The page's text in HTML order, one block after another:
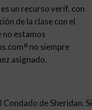
un recurso verif. con
de la clase con el
no estamos
® no siempre
asignado.
de Sheridan. Si